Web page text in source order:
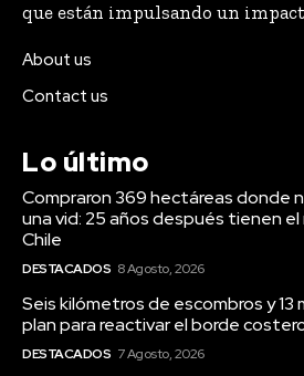
que están impulsando un
About us
Contact us
Lo último
Compraron 369 hectáreas donde
una vid: 25 años después tienen
Chile
DESTACADOS 8 Agosto, 2026
Seis kilómetros de escombros y 13
plan para reactivar el borde
DESTACADOS 7 Agosto, 2026